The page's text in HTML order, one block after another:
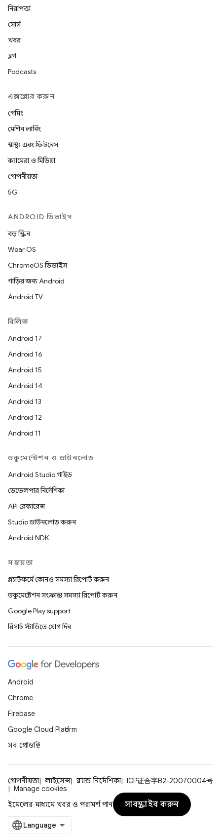
নিরাপত্তা
সোর্স
খবর
ব্লগ
Podcasts
এক্সপ্লোর করুন
গেমিং
মেশিন লার্নিং
স্বাস্থ্য এবং ফিটনেস
ক্যামেরা ও মিডিয়া
গোপনীয়তা
5G
ANDROID ডিভাইস
বড় স্ক্রিন
Wear OS
ChromeOS ডিভাইস
গাড়ির জন্য Android
Android TV
রিলিজ
Android 17
Android 16
Android 15
Android 14
Android 13
Android 12
Android 11
ডকুমেন্টেশন ও ডাউনলোড
Android Studio গাইড
ডেভেলপার নির্দেশিকা
API রেফারেন্স
Studio ডাউনলোড করুন
Android NDK
সহায়তা
প্ল্যাটফর্মে কোনও সমস্যা রিপোর্ট করুন
ডকুমেন্টেশন সংক্রান্ত সমস্যা রিপোর্ট করুন
Google Play support
রিসার্চ স্টাডিতে যোগ দিন
Android
Chrome
Firebase
Google Cloud Platform
সব প্রোডাক্ট
গোপনীয়তা লাইসেন্স ব্র্যান্ড নির্দেশিকা
ICP证合字B2-20070004号
Manage cookies
ইমেলের মাধ্যমে খবর ও পরামর্শ পান
সাবস্ক্রাইব করুন